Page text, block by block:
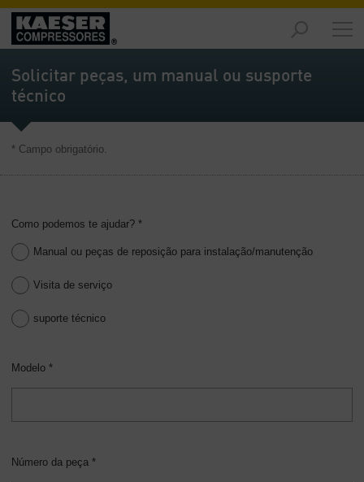
Produtos
e
Soluções
-
geral
geral
Recursos
Ar
-
Sobre
-
geral
Solicitar peças, um manual ou susporte
técnico
* Campo obrigatório.
Como podemos te ajudar? *
Manual ou peças de reposição para instalação/manutenção
Visita de serviço
suporte técnico
Modelo *
Número da peça *